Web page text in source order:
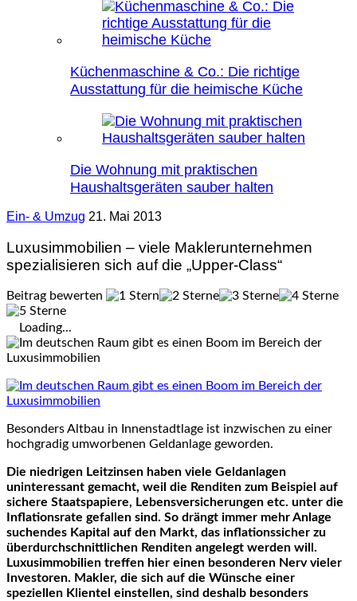
Küchenmaschine & Co.: Die richtige
Ausstattung für die heimische Küche
Die Wohnung mit praktischen
Haushaltsgeräten sauber halten
Ein- & Umzug 21. Mai 2013
Luxusimmobilien – viele Maklerunternehmen
spezialisieren sich auf die „Upper-Class“
Beitrag bewerten
Loading...
Besonders Altbau in Innenstadtlage ist inzwischen zu einer
hochgradig umworbenen Geldanlage geworden.
Die niedrigen Leitzinsen haben viele Geldanlagen
uninteressant gemacht, weil die Renditen zum Beispiel auf
sichere Staatspapiere, Lebensversicherungen etc. unter die
Inflationsrate gefallen sind. So drängt immer mehr Anlage
suchendes Kapital auf den Markt, das inflationssicher zu
überdurchschnittlichen Renditen angelegt werden will.
Luxusimmobilien treffen hier einen besonderen Nerv vieler
Investoren. Makler, die sich auf die Wünsche einer
speziellen Klientel einstellen, sind deshalb besonders